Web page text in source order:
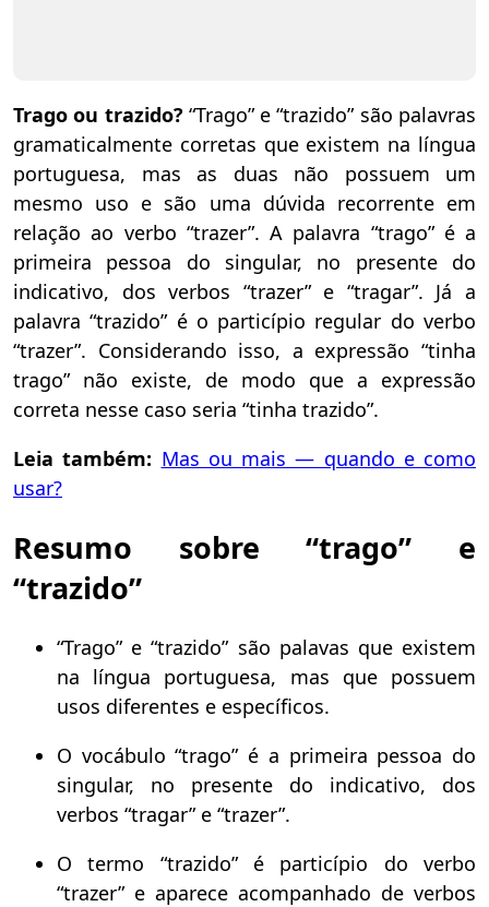
Trago ou trazido? “Trago” e “trazido” são palavras
gramaticalmente corretas que existem na língua
portuguesa, mas as duas não possuem um
mesmo uso e são uma dúvida recorrente em
relação ao verbo “trazer”. A palavra “trago” é a
primeira pessoa do singular, no presente do
indicativo, dos verbos “trazer” e “tragar”. Já a
palavra “trazido” é o particípio regular do verbo
“trazer”. Considerando isso, a expressão “tinha
trago” não existe, de modo que a expressão
correta nesse caso seria “tinha trazido”.
Leia também: Mas ou mais — quando e como
usar?
Resumo sobre “trago” e
“trazido”
“Trago” e “trazido” são palavas que existem
na língua portuguesa, mas que possuem
usos diferentes e específicos.
O vocábulo “trago” é a primeira pessoa do
singular, no presente do indicativo, dos
verbos “tragar” e “trazer”.
O termo “trazido” é particípio do verbo
“trazer” e aparece acompanhado de verbos